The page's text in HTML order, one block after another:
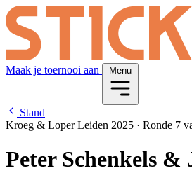
Maak je toernooi aan Menu
Stand
Kroeg & Loper Leiden 2025 · Ronde 7
Peter Schenkels &